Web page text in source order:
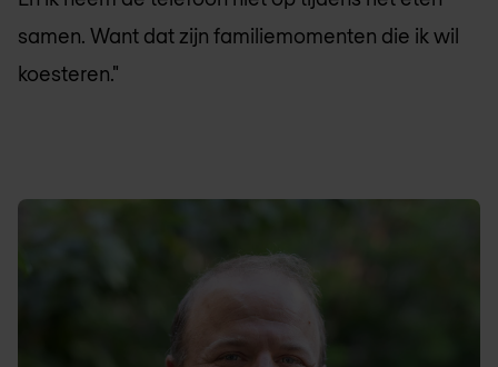
samen. Want dat zijn familiemomenten die ik wil
koesteren."